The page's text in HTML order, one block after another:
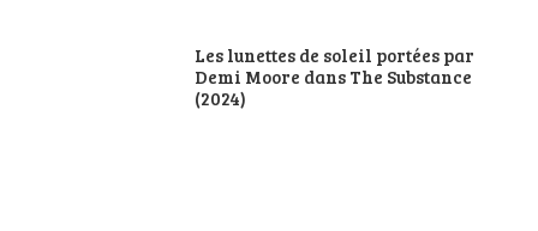
Les lunettes de soleil portées par
Demi Moore dans The Substance
(2024)